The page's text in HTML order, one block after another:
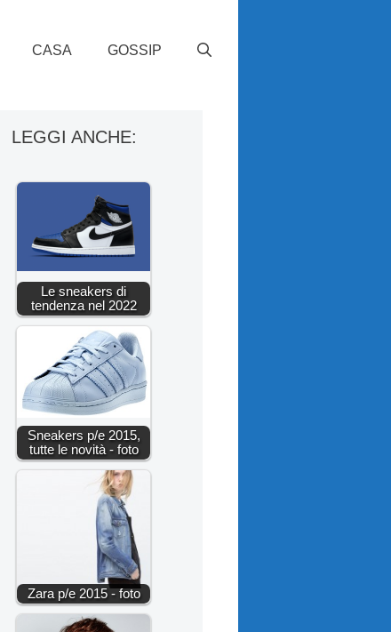
CASA GOSSIP
LEGGI ANCHE:
Le sneakers di
tendenza nel 2022
Sneakers p/e 2015,
tutte le novità - foto
Zara p/e 2015 - foto